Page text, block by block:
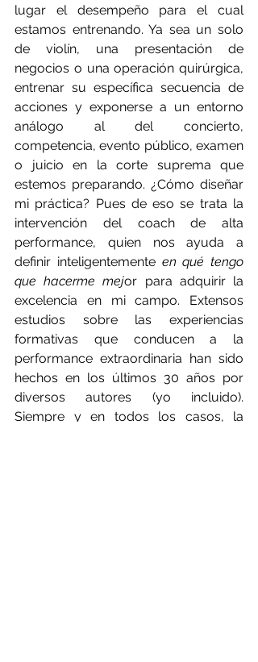
lugar el desempeño para el cual
estamos entrenando. Ya sea un solo
de violín, una presentación de
negocios o una operación quirúrgica,
entrenar su específica secuencia de
acciones y exponerse a un entorno
análogo al del concierto,
competencia, evento público, examen
o juicio en la corte suprema que
estemos preparando. ¿Cómo diseñar
mi práctica? Pues de eso se trata la
intervención del coach de alta
performance, quien nos ayuda a
definir inteligentemente en qué tengo
que hacerme mejor para adquirir la
excelencia en mi campo. Extensos
estudios sobre las experiencias
formativas que conducen a la
performance extraordinaria han sido
hechos en los últimos 30 años por
diversos autores (yo incluido).